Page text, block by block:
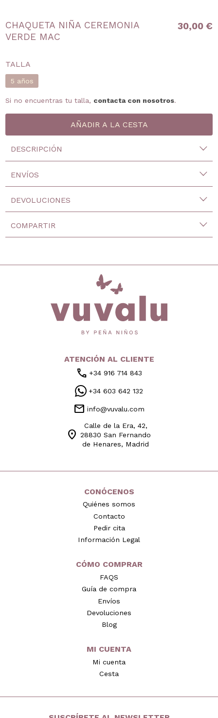
CHAQUETA NIÑA CEREMONIA
VERDE MAC
30,00 €
TALLA
5 años
Si no encuentras tu talla, contacta con nosotros.
DESCRIPCIÓN
ENVÍOS
DEVOLUCIONES
COMPARTIR
ATENCIÓN AL CLIENTE
call +34 916 714 843
+34 603 642 132
mail info@vuvalu.com
location_on
Calle de la Era, 42,
28830 San Fernando
de Henares, Madrid
CONÓCENOS
Quiénes somos
Contacto
Pedir cita
Información Legal
CÓMO COMPRAR
FAQS
Guía de compra
Envíos
Devoluciones
Blog
MI CUENTA
Mi cuenta
Cesta